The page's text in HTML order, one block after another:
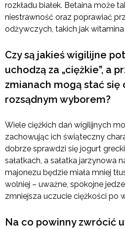
rozkładu białek. Betaina może
niestrawność oraz poprawiać
odżywczych, takich jak
Czy są jakieś wigilijne
uchodzą za „ciężkie”, a
zmianach mogą stać się
rozsądnym wyborem?
Wiele ciężkich dań wigilijnych
zachowując ich świąteczny
dobrze sprawdzi się jogurt
sałatkach, a sałatka jarzynowa
majonezu będzie miała mniej
wolniej – uważne, spokojne
zmniejsza uczucie ciężkości po
Na co powinny zwrócić